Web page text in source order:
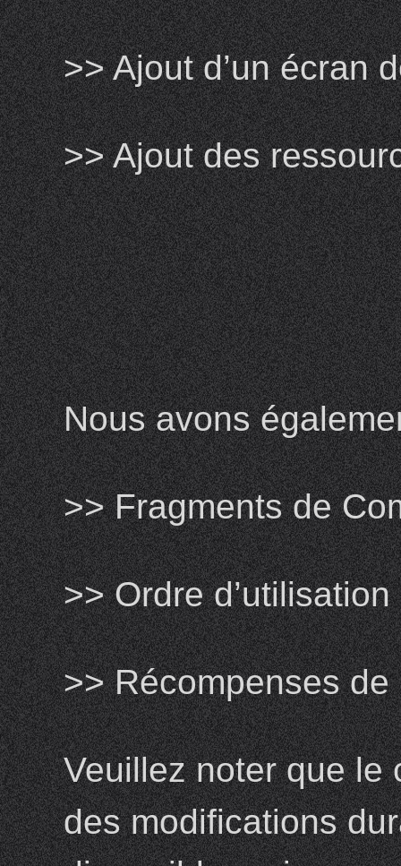
>> Ajout d’un écran
>> Ajout des
Nous avons
>> Fragments de
>> Ordre
>> Récompenses de
Veuillez noter que le
des modifications